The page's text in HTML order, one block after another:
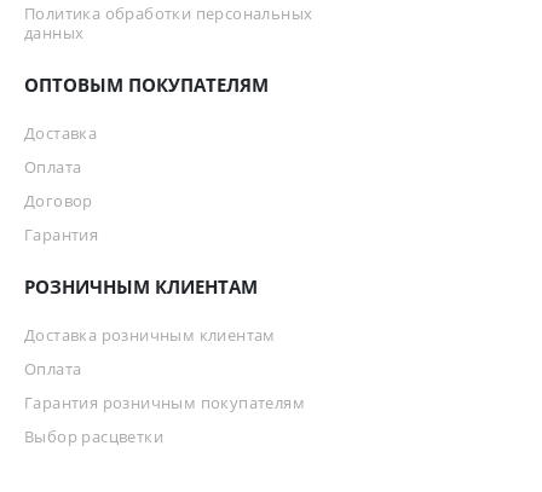
Политика обработки персональных
данных
ОПТОВЫМ ПОКУПАТЕЛЯМ
Доставка
Оплата
Договор
Гарантия
РОЗНИЧНЫМ КЛИЕНТАМ
Доставка розничным клиентам
Оплата
Гарантия розничным покупателям
Выбор расцветки